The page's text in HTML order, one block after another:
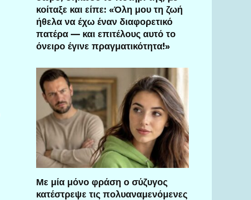
κοίταξε και είπε: «Όλη μου τη ζωή
ήθελα να έχω έναν διαφορετικό
πατέρα — και επιτέλους αυτό το
όνειρο έγινε πραγματικότητα!»
Με μία μόνο φράση ο σύζυγος
κατέστρεψε τις πολυαναμενόμενες